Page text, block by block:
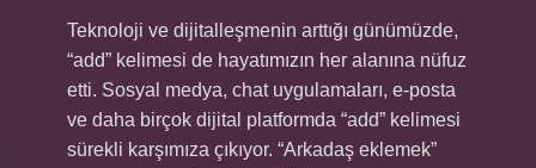
Teknoloji ve dijitalleşmenin arttığı günümüzde,
“add” kelimesi de hayatımızın her alanına nüfuz
etti. Sosyal medya, chat uygulamaları, e-posta
ve daha birçok dijital platformda “add” kelimesi
sürekli karşımıza çıkıyor. “Arkadaş eklemek”